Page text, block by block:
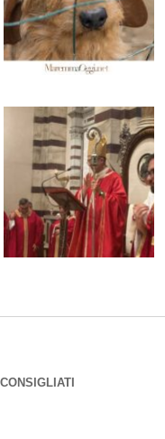
CONSIGLIATI